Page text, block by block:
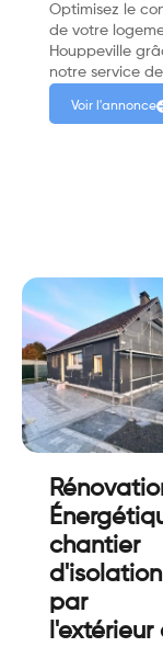
Optimisez le
de votre
Houppeville
notre service
Voir l'annonce
chantier
d'isolation
par
l'extérieur